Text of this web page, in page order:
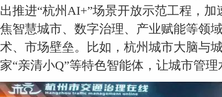
出推进“杭州AI+”场景开放示范工程，
焦智慧城市、数字治理、产业赋能等领
术、市场壁垒。比如，杭州城市大脑与
家“亲清小Q”等特色智能体，让城市管